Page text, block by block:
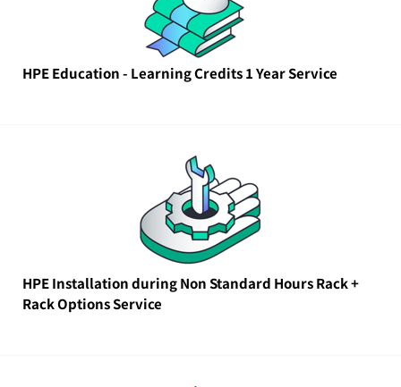
HPE Education - Learning Credits 1 Year Service
HPE Installation during Non Standard Hours Rack +
Rack Options Service